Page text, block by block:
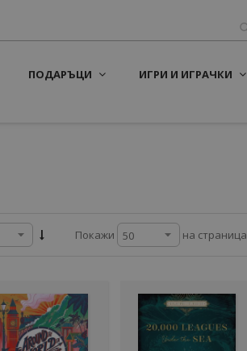
ПОДАРЪЦИ ИГРИ И ИГРАЧКИ
Покажи на страница